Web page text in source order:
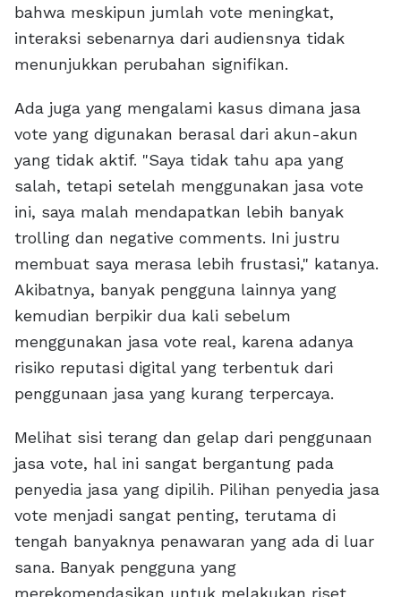
bahwa meskipun jumlah vote meningkat,
interaksi sebenarnya dari audiensnya tidak
menunjukkan perubahan signifikan.
Ada juga yang mengalami kasus dimana jasa
vote yang digunakan berasal dari akun-akun
yang tidak aktif. "Saya tidak tahu apa yang
salah, tetapi setelah menggunakan jasa vote
ini, saya malah mendapatkan lebih banyak
trolling dan negative comments. Ini justru
membuat saya merasa lebih frustasi," katanya.
Akibatnya, banyak pengguna lainnya yang
kemudian berpikir dua kali sebelum
menggunakan jasa vote real, karena adanya
risiko reputasi digital yang terbentuk dari
penggunaan jasa yang kurang terpercaya.
Melihat sisi terang dan gelap dari penggunaan
jasa vote, hal ini sangat bergantung pada
penyedia jasa yang dipilih. Pilihan penyedia jasa
vote menjadi sangat penting, terutama di
tengah banyaknya penawaran yang ada di luar
sana. Banyak pengguna yang
merekomendasikan untuk melakukan riset